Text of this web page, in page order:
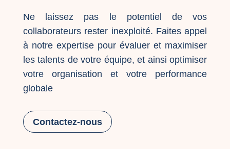
Ne laissez pas le potentiel de vos
collaborateurs rester inexploité. Faites appel
à notre expertise pour évaluer et maximiser
les talents de votre équipe, et ainsi optimiser
votre organisation et votre performance
globale
Contactez-nous